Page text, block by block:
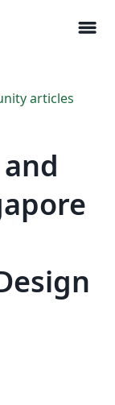
menu
articles